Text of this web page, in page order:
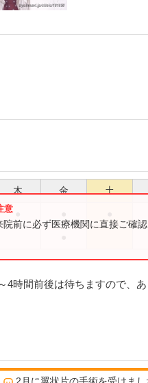
木 金 土
前に必ず医療機関に直接ご確認
4時間前後は待ちますので、